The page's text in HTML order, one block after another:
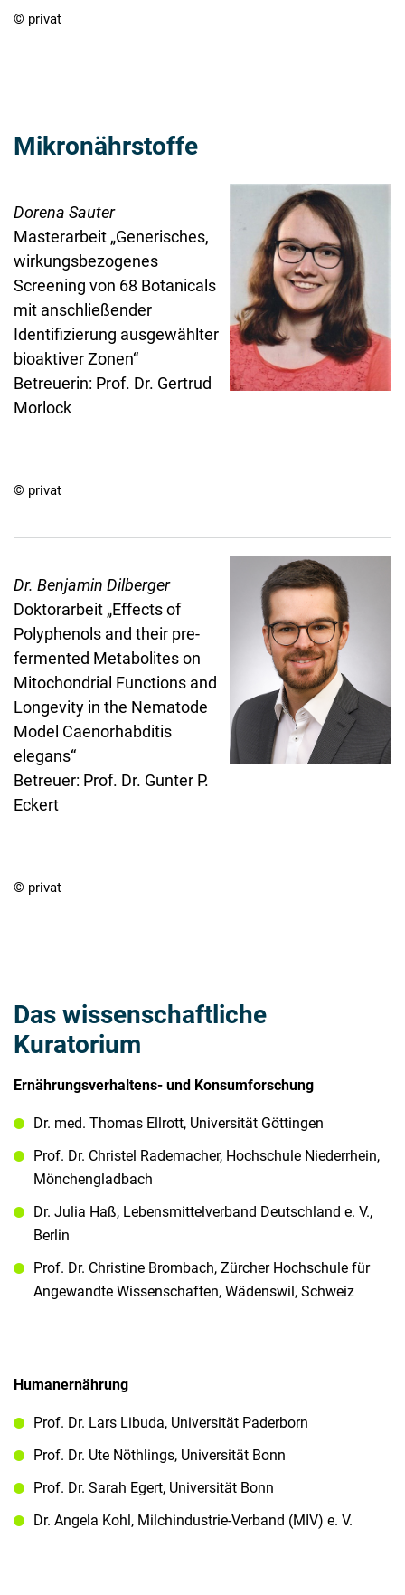
© privat
Mikronährstoffe
Dorena Sauter
Masterarbeit „Generisches,
wirkungsbezogenes
Screening von 68 Botanicals
mit anschließender
Identifizierung ausgewählter
bioaktiver Zonen“
Betreuerin: Prof. Dr. Gertrud
Morlock
© privat
Dr. Benjamin Dilberger
Doktorarbeit „Effects of
Polyphenols and their pre-
fermented Metabolites on
Mitochondrial Functions and
Longevity in the Nematode
Model Caenorhabditis
elegans“
Betreuer: Prof. Dr. Gunter P.
Eckert
© privat
Das wissenschaftliche
Kuratorium
Ernährungsverhaltens- und Konsumforschung
Dr. med. Thomas Ellrott, Universität Göttingen
Prof. Dr. Christel Rademacher, Hochschule Niederrhein,
Mönchengladbach
Dr. Julia Haß, Lebensmittelverband Deutschland e. V.,
Berlin
Prof. Dr. Christine Brombach, Zürcher Hochschule für
Angewandte Wissenschaften, Wädenswil, Schweiz
Humanernährung
Prof. Dr. Lars Libuda, Universität Paderborn
Prof. Dr. Ute Nöthlings, Universität Bonn
Prof. Dr. Sarah Egert, Universität Bonn
Dr. Angela Kohl, Milchindustrie-Verband (MIV) e. V.